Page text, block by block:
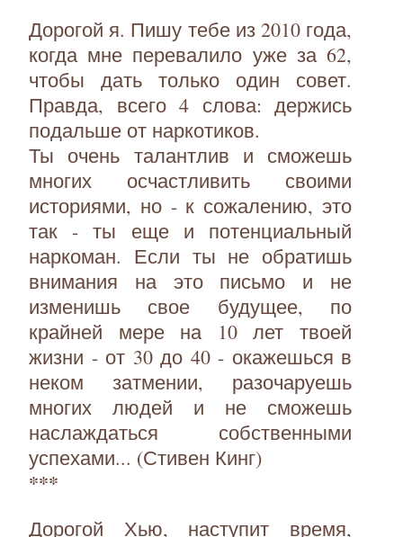
Дорогой я. Пишу тебе из 2010 года,
когда мне перевалило уже за 62,
чтобы дать только один совет.
Правда, всего 4 слова: держись
подальше от наркотиков.
Ты очень талантлив и сможешь
многих осчастливить своими
историями, но - к сожалению, это
так - ты еще и потенциальный
наркоман. Если ты не обратишь
внимания на это письмо и не
изменишь свое будущее, по
крайней мере на 10 лет твоей
жизни - от 30 до 40 - окажешься в
неком затмении, разочаруешь
многих людей и не сможешь
наслаждаться собственными
успехами... (Стивен Кинг)
***
Дорогой Хью, наступит время,